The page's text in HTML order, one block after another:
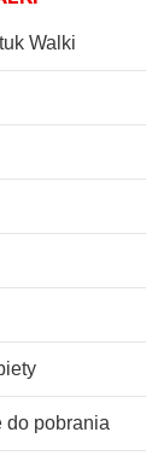
Walki
do pobrania